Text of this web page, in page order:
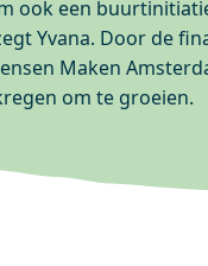
ook een
Yvana. Door de
Maken
om te groeien.